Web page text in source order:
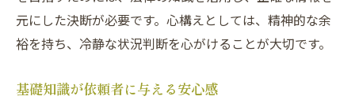
元にした決断が必要です。心構えとしては、精神的な余
裕を持ち、冷静な状況判断を心がけることが大切です。
基礎知識が依頼者に与える安心感